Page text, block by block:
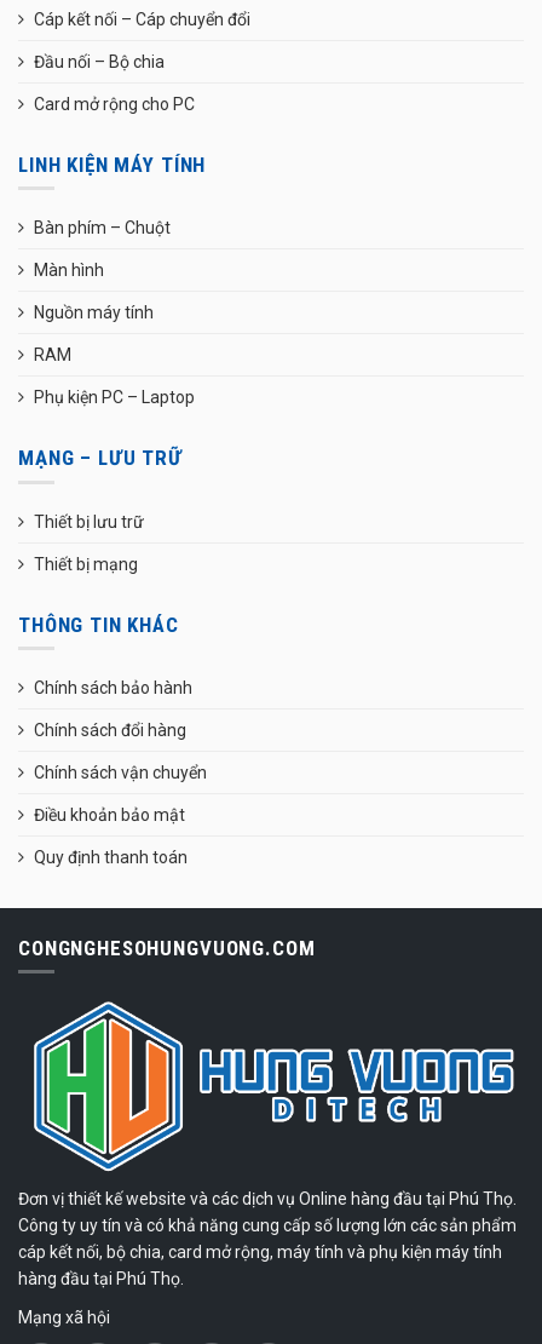
Cáp kết nối – Cáp chuyển đổi
Đầu nối – Bộ chia
Card mở rộng cho PC
LINH KIỆN MÁY TÍNH
Bàn phím – Chuột
Màn hình
Nguồn máy tính
RAM
Phụ kiện PC – Laptop
MẠNG – LƯU TRỮ
Thiết bị lưu trữ
Thiết bị mạng
THÔNG TIN KHÁC
Chính sách bảo hành
Chính sách đổi hàng
Chính sách vận chuyển
Điều khoản bảo mật
Quy định thanh toán
CONGNGHESOHUNGVUONG.COM
Đơn vị thiết kế website và các dịch vụ Online hàng đầu tại Phú Thọ.
Công ty uy tín và có khả năng cung cấp số lượng lớn các sản phẩm
cáp kết nối, bộ chia, card mở rộng, máy tính và phụ kiện máy tính
hàng đầu tại Phú Thọ.
Mạng xã hội